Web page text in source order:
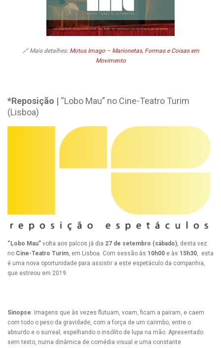
🔗 Mais detalhes: Motus Imago – Marionetas, Formas e Coisas em
Movimento
*Reposição | “Lobo Mau” no Cine-Teatro Turim
(Lisboa)
“Lobo Mau” volta aos palcos já dia 27 de setembro (sábado), desta vez
no Cine-Teatro Turim, em Lisboa. Com sessão às 10h00 e às 15h30, esta
é uma nova oportunidade para assistir a este espetáculo da companhia,
que estreou em 2019.
Sinopse: Imagens que às vezes flutuam, voam, ficam a pairam, e caem
com todo o peso da gravidade, com a força de um carimbo, entre o
absurdo e o surreal, espelhando o insólito de lupa na mão. Apresentado
sem texto, numa dinâmica de comédia visual e uma constante